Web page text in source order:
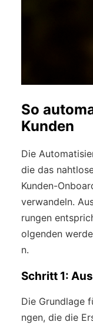
So
Kunden
Die
die das
Kunden-
verwandeln.
rungen
olgenden
n.
Schritt 1:
Die Grundlage
ngen, die die